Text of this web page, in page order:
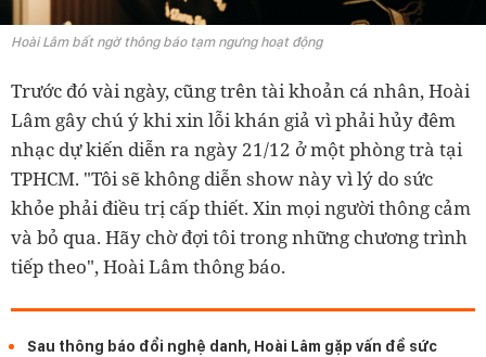
Hoài Lâm bất ngờ thông báo tạm ngưng hoạt động
Trước đó vài ngày, cũng trên tài khoản cá nhân, Hoài
Lâm gây chú ý khi xin lỗi khán giả vì phải hủy đêm
nhạc dự kiến diễn ra ngày 21/12 ở một phòng trà tại
TPHCM. "Tôi sẽ không diễn show này vì lý do sức
khỏe phải điều trị cấp thiết. Xin mọi người thông cảm
và bỏ qua. Hãy chờ đợi tôi trong những chương trình
tiếp theo", Hoài Lâm thông báo.
Sau thông báo đổi nghệ danh, Hoài Lâm gặp vấn đề sức